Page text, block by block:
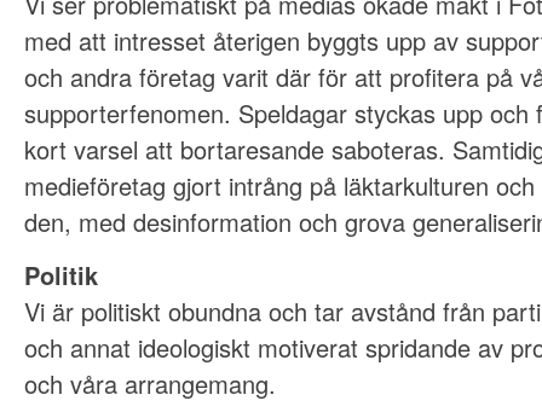
med att intresset återigen byggts upp av
och andra företag varit där för att profitera på
supporterfenomen. Speldagar styckas upp och
kort varsel att bortaresande saboteras.
medieföretag gjort intrång på läktarkulturen
den, med desinformation och grova
Politik
Vi är politiskt obundna och tar avstånd från
och annat ideologiskt motiverat spridande av
och våra arrangemang.